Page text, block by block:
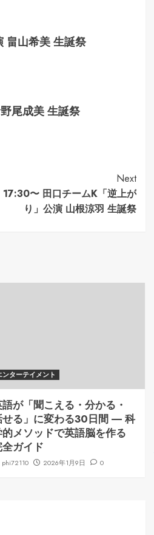
畠山希美 生誕祭
尾成美 生誕祭
Next
〜 田口チームK「逆上が
り」公演 山根涼羽 生誕祭
ンターテイメント
が「聞こえる・分かる・
せる」に変わる30日間 ― 科
メソッドで英語脳を作る
ガイド
phi72110 2026年1月9日 0